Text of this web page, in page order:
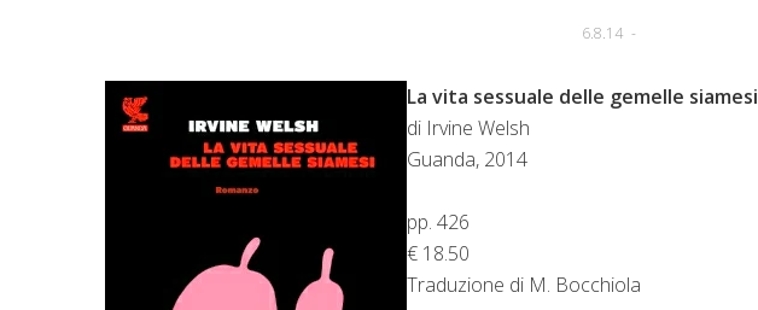
6.8.14 -
La vita sessuale delle gemelle siamesi
di Irvine Welsh
Guanda, 2014
pp. 426
€ 18.50
Traduzione di M. Bocchiola